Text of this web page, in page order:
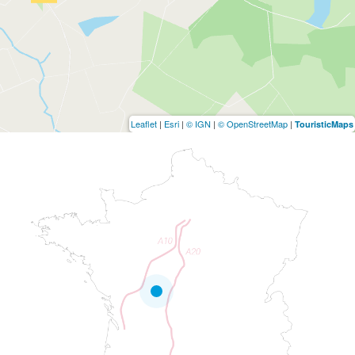
Leaflet | Esri | © IGN | © OpenStreetMap | TouristicMaps